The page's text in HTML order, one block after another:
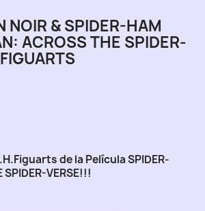
NOIR & SPIDER-HAM
ACROSS THE SPIDER-
de la Película SPIDER-
SPIDER-VERSE!!!